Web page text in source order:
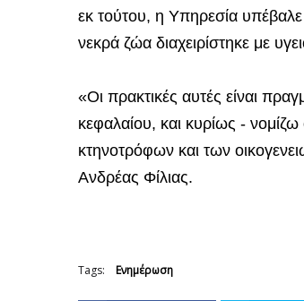
εκ τούτου, η Υπηρεσία
νεκρά ζώα διαχειρίστηκε με
«Οι πρακτικές αυτές είναι
κεφαλαίου, και κυρίως -
κτηνοτρόφων και των
Ανδρέας Φίλιας.
Tags: Ενημέρωση